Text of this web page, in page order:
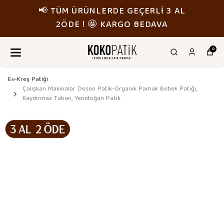
📢 TÜM ÜRÜNLERDE GEÇERLİ 3 AL
2ÖDE ! 🤩 KARGO BEDAVA
0
Ev-Kreş Patiği
Çalışkan Makinalar Desen Patik-Organik Pamuk Bebek Patiği,
Kaydırmaz Taban, Yenidoğan Patik